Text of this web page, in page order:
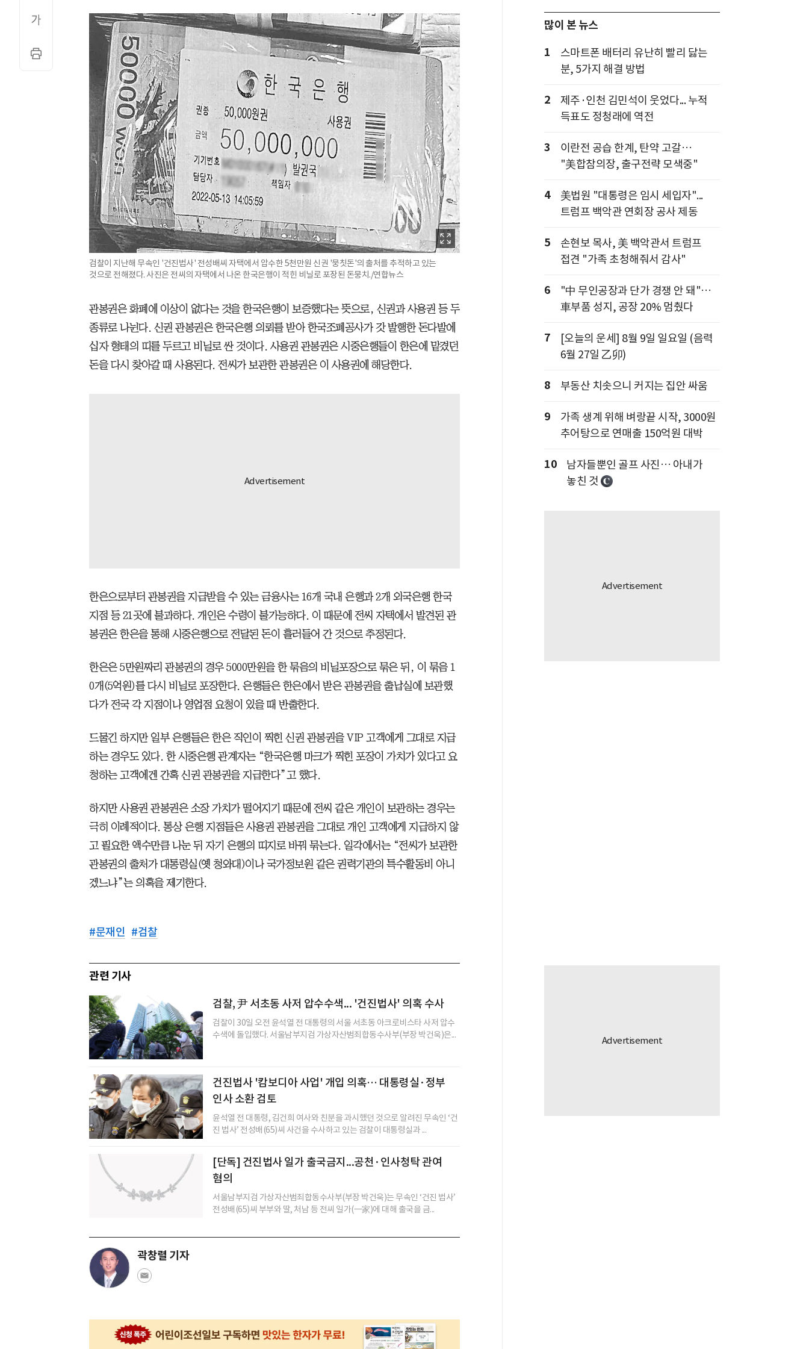
검찰이 지난해 무속인 '건진법사' 전성배씨 자택에서 압수한 5천만원 신권 '뭉칫돈'의 출처를 추적하고 있는
것으로 전해졌다. 사진은 전씨의 자택에서 나온 한국은행이 적힌 비닐로 포장된 돈뭉치./연합뉴스
관봉권은 화폐에 이상이 없다는 것을 한국은행이 보증했다는 뜻으로, 신권과 사용권 등 두
종류로 나뉜다. 신권 관봉권은 한국은행 의뢰를 받아 한국조폐공사가 갓 발행한 돈다발에
십자 형태의 띠를 두르고 비닐로 싼 것이다. 사용권 관봉권은 시중은행들이 한은에 맡겼던
돈을 다시 찾아갈 때 사용된다. 전씨가 보관한 관봉권은 이 사용권에 해당한다.
한은으로부터 관봉권을 지급받을 수 있는 금융사는 16개 국내 은행과 2개 외국은행 한국
지점 등 21곳에 불과하다. 개인은 수령이 불가능하다. 이 때문에 전씨 자택에서 발견된 관
봉권은 한은을 통해 시중은행으로 전달된 돈이 흘러들어 간 것으로 추정된다.
한은은 5만원짜리 관봉권의 경우 5000만원을 한 묶음의 비닐포장으로 묶은 뒤, 이 묶음 1
0개(5억원)를 다시 비닐로 포장한다. 은행들은 한은에서 받은 관봉권을 출납실에 보관했
다가 전국 각 지점이나 영업점 요청이 있을 때 반출한다.
드물긴 하지만 일부 은행들은 한은 직인이 찍힌 신권 관봉권을 VIP 고객에게 그대로 지급
하는 경우도 있다. 한 시중은행 관계자는 “한국은행 마크가 찍힌 포장이 가치가 있다고 요
청하는 고객에겐 간혹 신권 관봉권을 지급한다”고 했다.
하지만 사용권 관봉권은 소장 가치가 떨어지기 때문에 전씨 같은 개인이 보관하는 경우는
극히 이례적이다. 통상 은행 지점들은 사용권 관봉권을 그대로 개인 고객에게 지급하지 않
고 필요한 액수만큼 나눈 뒤 자기 은행의 띠지로 바꿔 묶는다. 일각에서는 “전씨가 보관한
관봉권의 출처가 대통령실(옛 청와대)이나 국가정보원 같은 권력기관의 특수활동비 아니
겠느냐”는 의혹을 제기한다.
#문재인 #검찰
관련 기사
검찰, 尹 서초동 사저 압수수색... '건진법사' 의혹 수사
검찰이 30일 오전 윤석열 전 대통령의 서울 서초동 아크로비스타 사저 압수
수색에 돌입했다. 서울남부지검 가상자산범죄합동수사부(부장 박건욱)은...
건진법사 '캄보디아 사업' 개입 의혹… 대통령실·정부
인사 소환 검토
윤석열 전 대통령, 김건희 여사와 친분을 과시했던 것으로 알려진 무속인 ‘건
진 법사’ 전성배(65)씨 사건을 수사하고 있는 검찰이 대통령실과 ...
[단독] 건진법사 일가 출국금지...공천·인사청탁 관여
혐의
서울남부지검 가상자산범죄합동수사부(부장 박건욱)는 무속인 ‘건진 법사’
전성배(65)씨 부부와 딸, 처남 등 전씨 일가(一家)에 대해 출국을 금...
곽창렬 기자
많이 본 뉴스
1
스마트폰 배터리 유난히 빨리 닳는
분, 5가지 해결 방법
2
제주·인천 김민석이 웃었다... 누적
득표도 정청래에 역전
3
이란전 공습 한계, 탄약 고갈…
"美합참의장, 출구전략 모색중"
4
美법원 "대통령은 임시 세입자"...
트럼프 백악관 연회장 공사 제동
5
손현보 목사, 美 백악관서 트럼프
접견 "가족 초청해줘서 감사"
6
"中 무인공장과 단가 경쟁 안 돼"…
車부품 성지, 공장 20% 멈췄다
7
[오늘의 운세] 8월 9일 일요일 (음력
6월 27일 乙卯)
8 부동산 치솟으니 커지는 집안 싸움
9
가족 생계 위해 벼랑끝 시작, 3000원
추어탕으로 연매출 150억원 대박
10
남자들뿐인 골프 사진… 아내가
놓친 것